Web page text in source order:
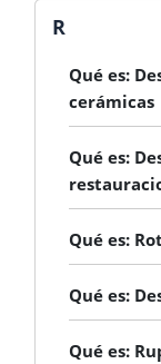
R
Qué es:
cerámicas
Qué es:
Qué es:
Qué es:
Qué es: